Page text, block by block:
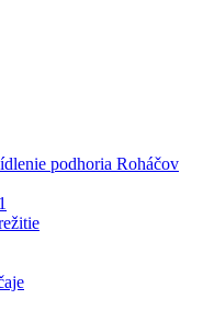
podhoria Roháčov